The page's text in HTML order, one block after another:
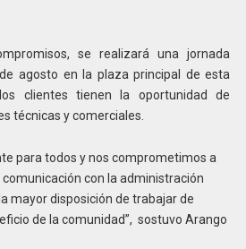
se realizará una jornada
agosto en la plaza principal de esta
clientes tienen la oportunidad de
técnicas y comerciales.
para todos y nos comprometimos a
con la administración
mayor disposición de trabajar de
de la comunidad”, sostuvo Arango